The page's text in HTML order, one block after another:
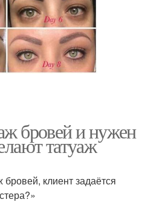
бровей и нужен
татуаж
клиент задаётся